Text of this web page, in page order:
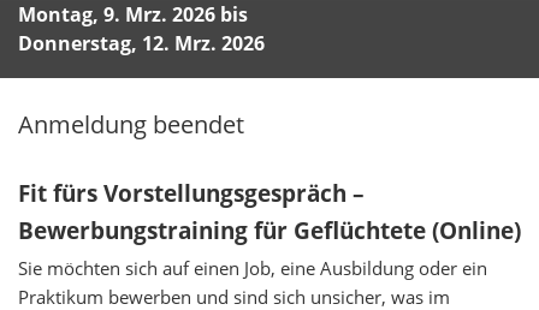
Montag, 9. Mrz. 2026 bis
Donnerstag, 12. Mrz. 2026
Anmeldung beendet
Fit fürs Vorstellungsgespräch –
Bewerbungstraining für Geflüchtete (Online)
Sie möchten sich auf einen Job, eine Ausbildung oder ein
Praktikum bewerben und sind sich unsicher, was im